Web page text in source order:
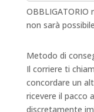
non sarà
Metodo di
Il corriere ti
concordare un
ricevere il pacco
discretamente